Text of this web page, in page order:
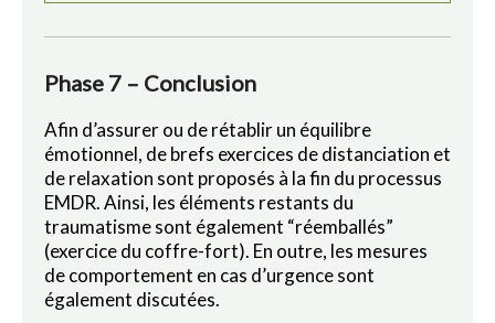
Phase 7 – Conclusion
Afin d’assurer ou de rétablir un équilibre
émotionnel, de brefs exercices de distanciation et
de relaxation sont proposés à la fin du processus
EMDR. Ainsi, les éléments restants du
traumatisme sont également “réemballés”
(exercice du coffre-fort). En outre, les mesures
de comportement en cas d’urgence sont
également discutées.